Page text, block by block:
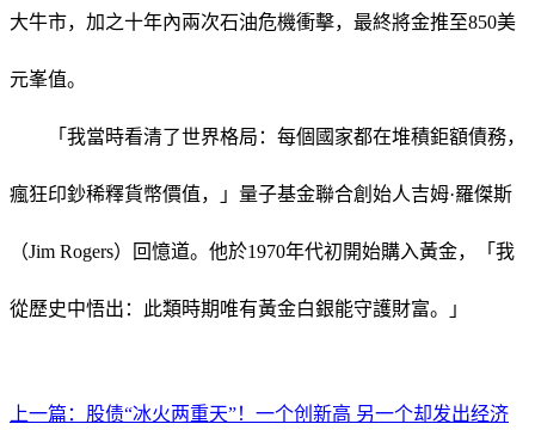
大牛市，加之十年內兩次石油危機衝擊，最終將金推至850美
元峯值。
「我當時看清了世界格局：每個國家都在堆積鉅額債務，
瘋狂印鈔稀釋貨幣價值，」量子基金聯合創始人吉姆·羅傑斯
（Jim Rogers）回憶道。他於1970年代初開始購入黃金，「我
從歷史中悟出：此類時期唯有黃金白銀能守護財富。」
上一篇：股债“冰火两重天”！一个创新高 另一个却发出经济